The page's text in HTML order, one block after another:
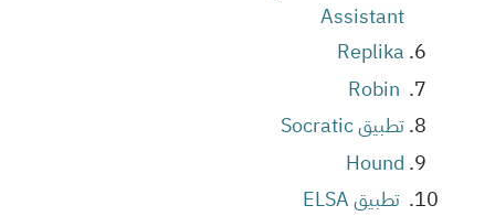
Assistant
Replika
Robin
تطبيق Socratic
Hound
تطبيق ELSA